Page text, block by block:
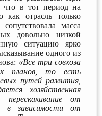
что в тот период на
как отрасль только
масса
довольно низкой
ситуацию ярко
одного из
«Все три совхоза
планов, то есть
путей развития,
хозяйственная
перескакивание от
в зависимости от